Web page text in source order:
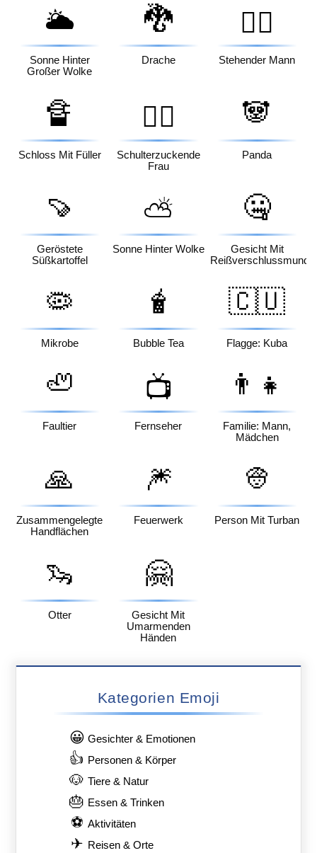
🌥️
Sonne Hinter
Großer Wolke
🐉
Drache
🧍‍♂️
Stehender Mann
🔏
Schloss Mit Füller
🤷‍♀️
Schulterzuckende
Frau
🐼
Panda
🍠
Geröstete
Süßkartoffel
⛅
Sonne Hinter Wolke
🤐
Gesicht Mit
Reißverschlussmund
🦠
Mikrobe
🧋
Bubble Tea
🇨🇺
Flagge: Kuba
🦥
Faultier
📺
Fernseher
👨‍👧
Familie: Mann,
Mädchen
🙏
Zusammengelegte
Handflächen
🎆
Feuerwerk
👳
Person Mit Turban
🦦
Otter
🤗
Gesicht Mit
Umarmenden
Händen
Kategorien Emoji
😀 Gesichter & Emotionen
👍 Personen & Körper
🐶 Tiere & Natur
🎂 Essen & Trinken
⚽ Aktivitäten
✈ Reisen & Orte